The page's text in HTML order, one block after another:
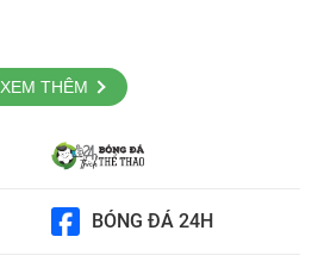
XEM THÊM
BÓNG ĐÁ 24H